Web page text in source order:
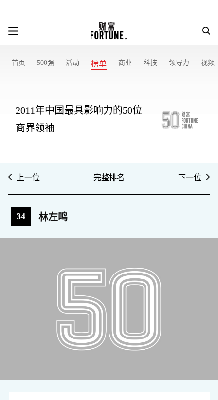
首页 500强 活动 榜单 商业 科技 领导力 视频
2011年中国最具影响力的50位
商界领袖
上一位 完整排名 下一位
34 林左鸣